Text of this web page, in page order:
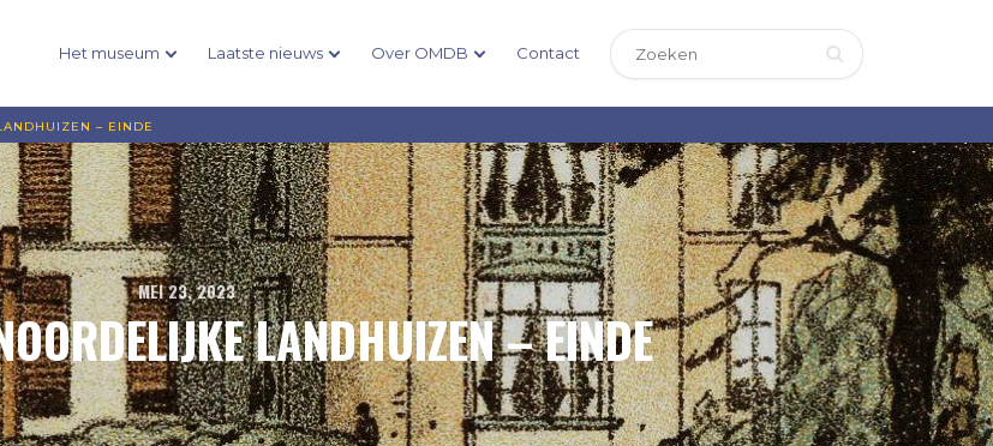
Het museum Laatste nieuws Over OMDB Contact
– EINDE
MEI 23, 2023
LANDHUIZEN – EINDE